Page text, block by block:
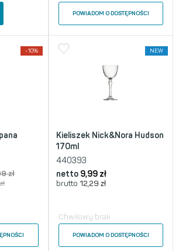
POWIADOM O DOSTĘPNOŚCI
-10%
zł
zł
NEW
Kieliszek Nick&Nora Hudson
170ml
440393
netto 9,99 zł
brutto 12,29 zł
Chwilowy brak
POWIADOM O DOSTĘPNOŚCI